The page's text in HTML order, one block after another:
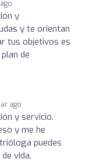
y
y te orientan
tus objetivos es
de
ago
y servicio.
y me he
puedes
vida.